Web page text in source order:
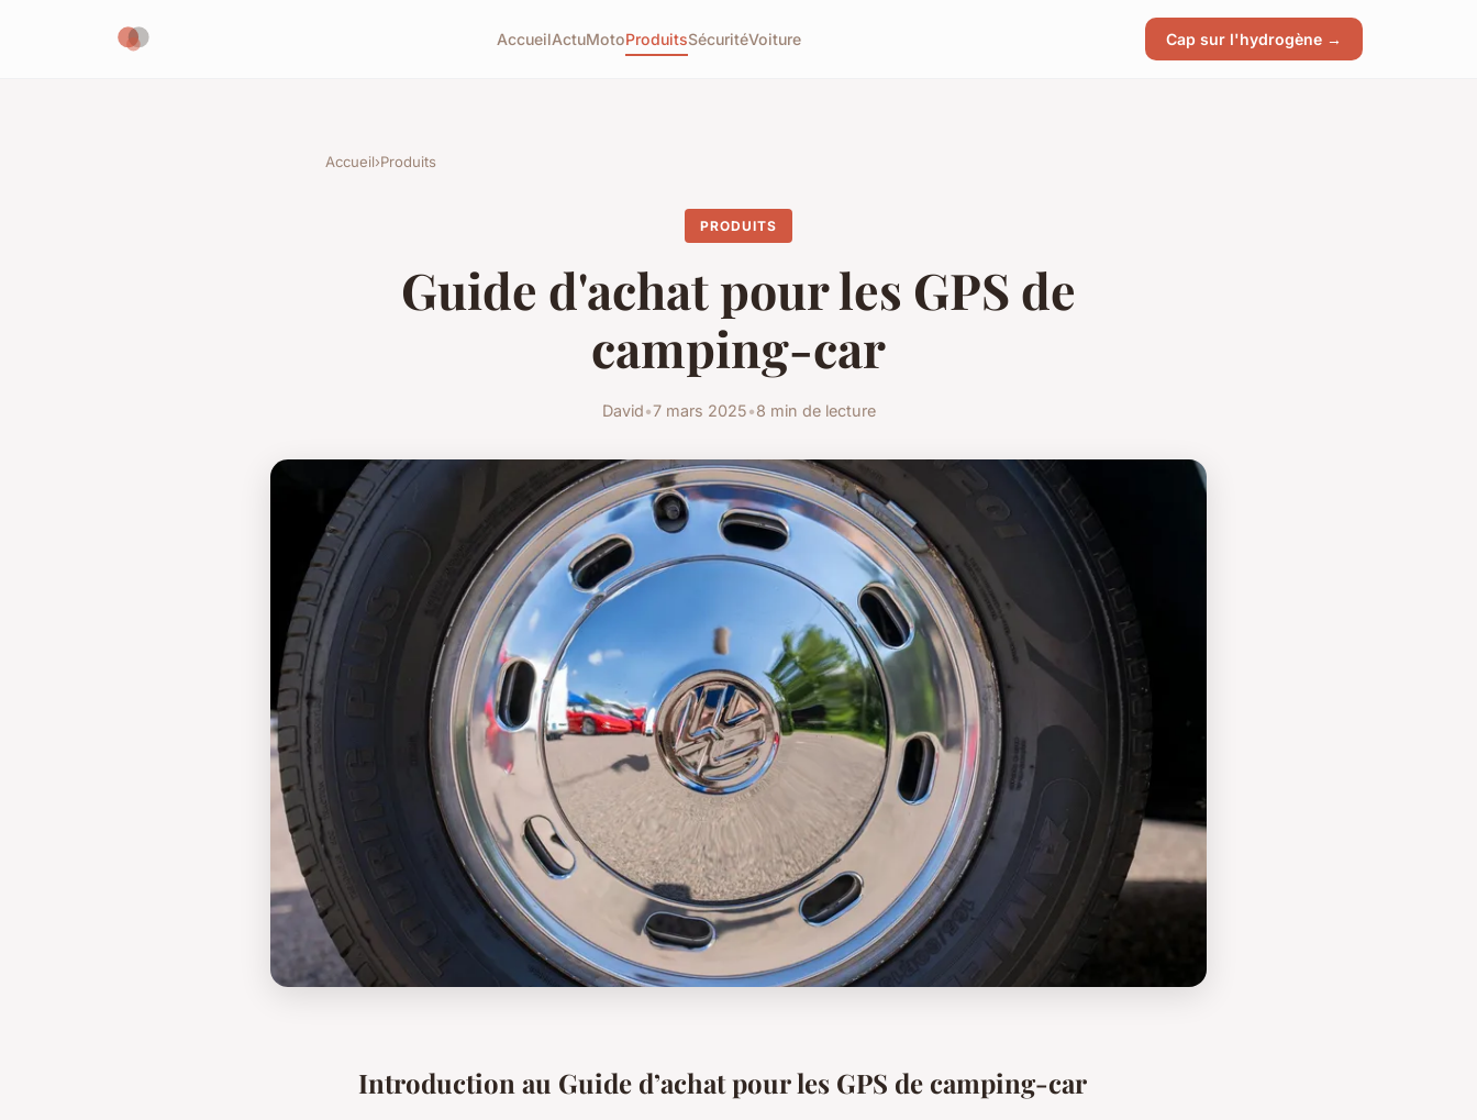
AccueilActuMotoProduitsSécuritéVoiture Cap sur l'hydrogène →
Accueil›Produits
PRODUITS
Guide d'achat pour les GPS de
camping-car
David•7 mars 2025•8 min de lecture
Introduction au Guide d’achat pour les GPS de camping-car